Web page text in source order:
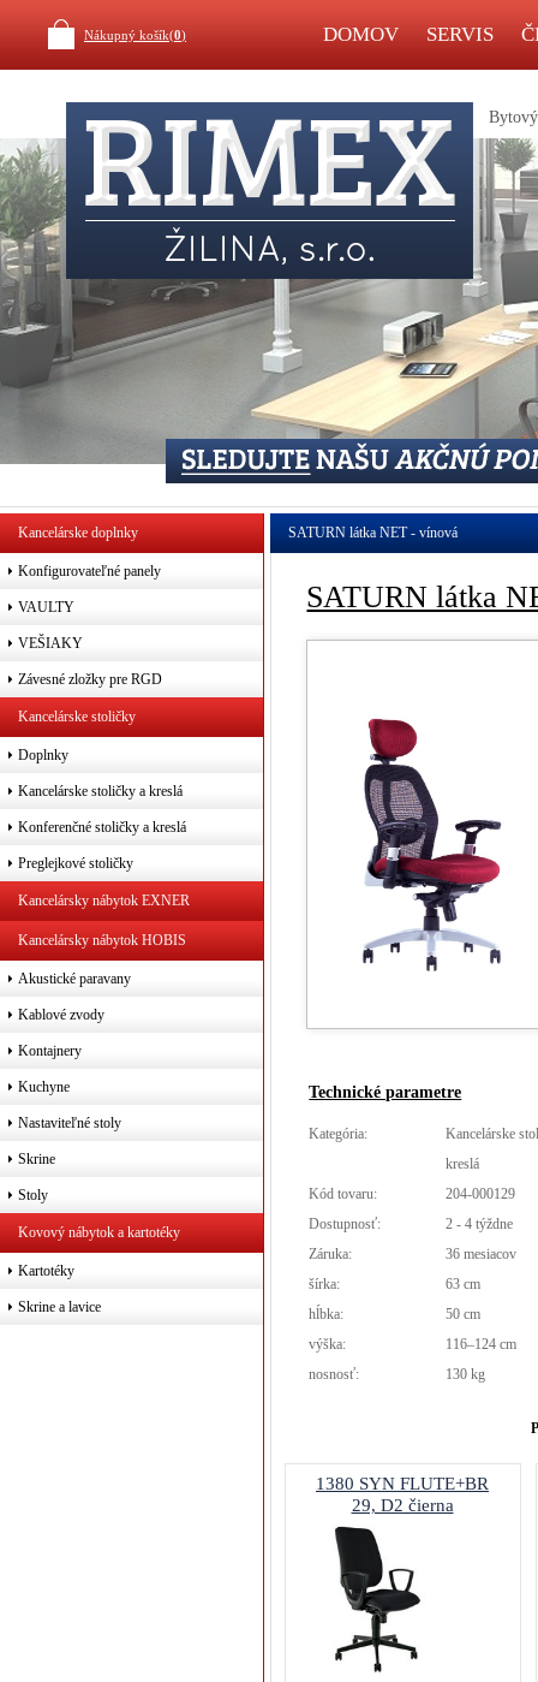
Nákupný košík(0) DOMOV SERVIS
Bytový
Kancelárske doplnky
Konfigurovateľné panely
VAULTY
VEŠIAKY
Závesné zložky pre RGD
Kancelárske stoličky
Doplnky
Kancelárske stoličky a kreslá
Konferenčné stoličky a kreslá
Preglejkové stoličky
Kancelársky nábytok EXNER
Kancelársky nábytok HOBIS
Akustické paravany
Kablové zvody
Kontajnery
Kuchyne
Nastaviteľné stoly
Skrine
Stoly
Kovový nábytok a kartotéky
Kartotéky
Skrine a lavice
SATURN látka NET - vínová
SATURN látka
Technické parametre
Kategória:
Kancelárske
kreslá
Kód tovaru:
204-000129
Dostupnosť:
2 - 4 týždne
Záruka:
36 mesiacov
šírka:
63 cm
hĺbka:
50 cm
výška:
116–124 cm
nosnosť:
130 kg
1380 SYN FLUTE+BR
29, D2 čierna